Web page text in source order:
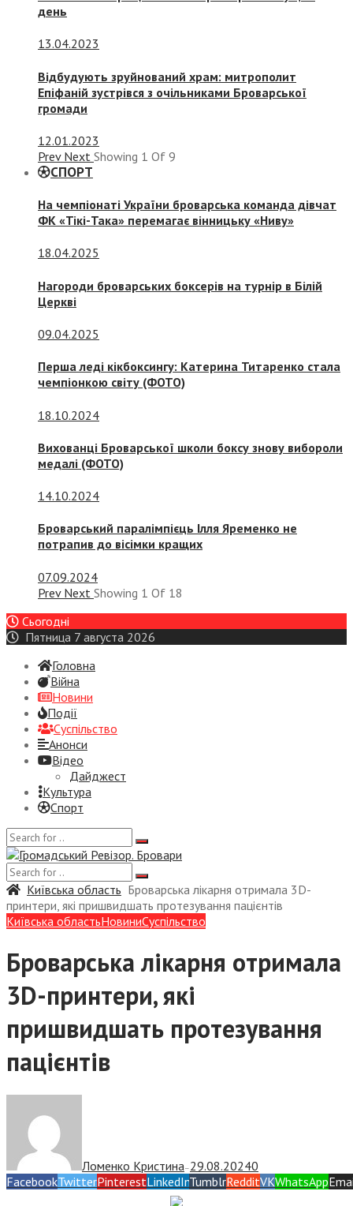
день
13.04.2023
Відбудують зруйнований храм: митрополит
Епіфаній зустрівся з очільниками Броварської
громади
12.01.2023
Prev Next Showing 1 Of 9
СПОРТ
На чемпіонаті України броварська команда дівчат
ФК «Тікі-Така» перемагає вінницьку «Ниву»
18.04.2025
Нагороди броварських боксерів на турнір в Білій
Церкві
09.04.2025
Перша леді кікбоксингу: Катерина Титаренко стала
чемпіонкою світу (ФОТО)
18.10.2024
Вихованці Броварської школи боксу знову вибороли
медалі (ФОТО)
14.10.2024
Броварський паралімпієць Ілля Яременко не
потрапив до вісімки кращих
07.09.2024
Prev Next Showing 1 Of 18
Сьогодні
Пятница 7 августа 2026
Головна
Війна
Новини
Події
Суспiльство
Анонси
Відео
Дайджест
Культура
Спорт
Київська область Броварська лікарня отримала 3D-
принтери, які пришвидшать протезування пацієнтів
Київська областьНовиниСуспiльство
Броварська лікарня отримала
3D-принтери, які
пришвидшать протезування
пацієнтів
Ломенко Кристина— 29.08.20240
FacebookTwitterPinterestLinkedInTumblrRedditVKWhatsApp